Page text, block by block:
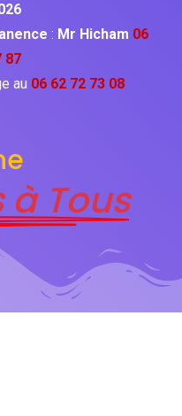
: Mr Hicham 06
87
au 06 62 72 73 08
Tous